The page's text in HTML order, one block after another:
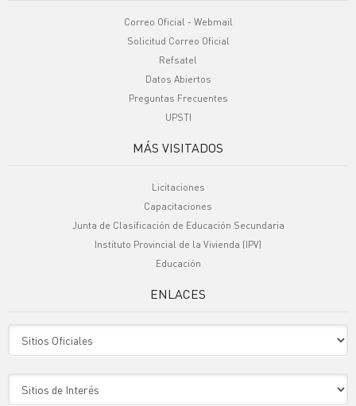
Correo Oficial - Webmail
Solicitud Correo Oficial
Refsatel
Datos Abiertos
Preguntas Frecuentes
UPSTI
MÁS VISITADOS
Licitaciones
Capacitaciones
Junta de Clasificación de Educación Secundaria
Instituto Provincial de la Vivienda (IPV)
Educación
ENLACES